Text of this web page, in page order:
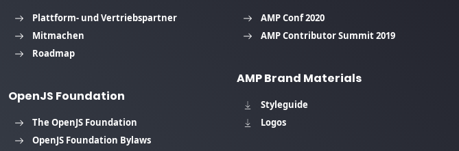
Plattform- und Vertriebspartner
Mitmachen
Roadmap
OpenJS Foundation
The OpenJS Foundation
OpenJS Foundation Bylaws
AMP Conf 2020
AMP Contributor Summit 2019
AMP Brand Materials
Styleguide
Logos